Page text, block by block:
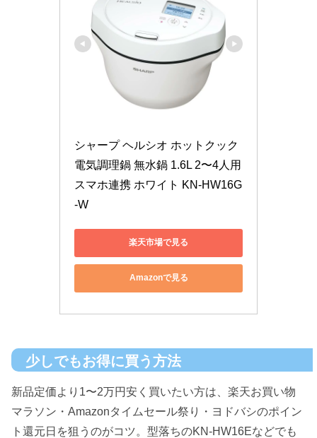
シャープ ヘルシオ ホットクック
電気調理鍋 無水鍋 1.6L 2〜4人用
スマホ連携 ホワイト KN-HW16G
-W
楽天市場で見る
Amazonで見る
少しでもお得に買う方法
新品定価より1〜2万円安く買いたい方は、楽天お買い物
マラソン・Amazonタイムセール祭り・ヨドバシのポイン
ト還元日を狙うのがコツ。型落ちのKN-HW16Eなどでも